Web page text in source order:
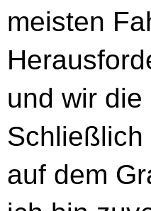
meisten
und wir
auf dem